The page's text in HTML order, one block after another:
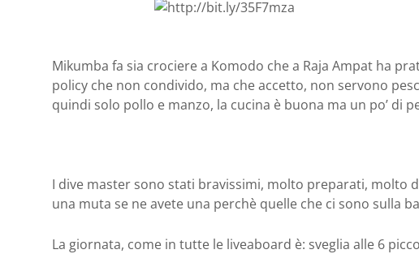
Mikumba fa sia crociere a Komodo che a Raja Ampat ha
policy che non condivido, ma che accetto, non servono
quindi solo pollo e manzo, la cucina è buona ma un po’ di
I dive master sono stati bravissimi, molto preparati, molto
una muta se ne avete una perchè quelle che ci sono sulla
La giornata, come in tutte le liveaboard è: sveglia alle 6